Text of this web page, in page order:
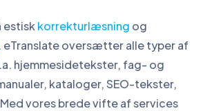
estisk korrekturlæsning og
. eTranslate oversætter alle typer af
hjemmesidetekster, fag- og
kataloger, SEO-tekster,
vores brede vifte af services